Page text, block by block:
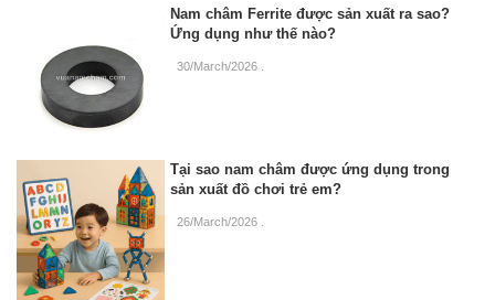
Nam châm Ferrite được sản xuất ra sao?
Ứng dụng như thế nào?
30/March/2026
Tại sao nam châm được ứng dụng trong
sản xuất đồ chơi trẻ em?
26/March/2026